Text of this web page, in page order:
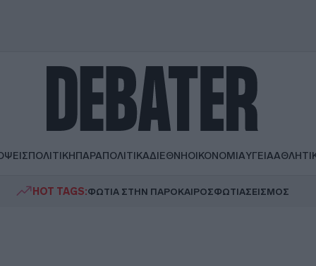
ΠΟΛΙΤΙΚΗΠΑΡΑΠΟΛΙΤΙΚΑΔΙΕΘΝΗΟΙΚΟΝΟΜΙΑΥΓΕΙΑ
HOT TAGS:ΦΩΤΙΑ ΣΤΗΝ ΠΑΡΟΚΑΙΡΟΣΦΩΤΙΑΣΕΙΣΜΟΣ